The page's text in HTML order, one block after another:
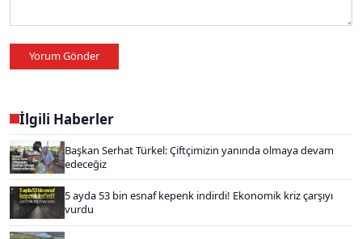
Yorum Gönder
İlgili Haberler
Başkan Serhat Türkel: Çiftçimizin yanında olmaya devam
edeceğiz
5 ayda 53 bin esnaf kepenk indirdi! Ekonomik kriz çarşıyı
vurdu